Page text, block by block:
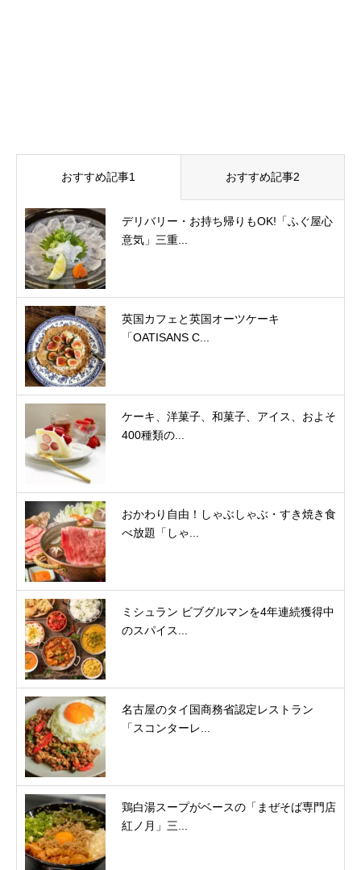
おすすめ記事1 おすすめ記事2
デリバリー・お持ち帰りもOK!「ふぐ屋心
意気」三重...
英国カフェと英国オーツケーキ
「OATISANS C...
ケーキ、洋菓子、和菓子、アイス、およそ
400種類の...
おかわり自由！しゃぶしゃぶ・すき焼き食
べ放題「しゃ...
ミシュラン ビブグルマンを4年連続獲得中
のスパイス...
名古屋のタイ国商務省認定レストラン
「スコンターレ...
鶏白湯スープがベースの「まぜそば専門店
紅ノ月」三...